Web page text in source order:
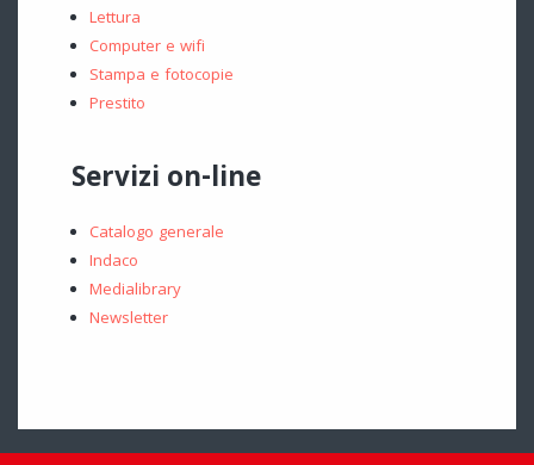
Lettura
Computer e wifi
Stampa e fotocopie
Prestito
Servizi on-line
Catalogo generale
Indaco
Medialibrary
Newsletter